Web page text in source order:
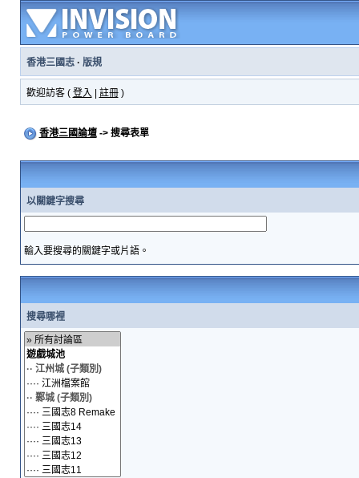
香港三國志· 版規
歡迎訪客 ( 登入 註冊)
香港三國論壇-> 搜尋表單
以關鍵字搜尋
輸入要搜尋的關鍵字或片語。
搜尋哪裡